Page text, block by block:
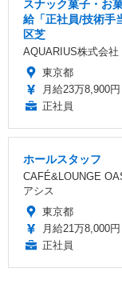
スナック菓子・お
給「正社員/技術手
区芝
AQUARIUS株式会社
東京都
月給23万8,900
正社員
ホールスタッフ
CAFÉ&LOUNGE
アシス
東京都
月給21万8,000
正社員